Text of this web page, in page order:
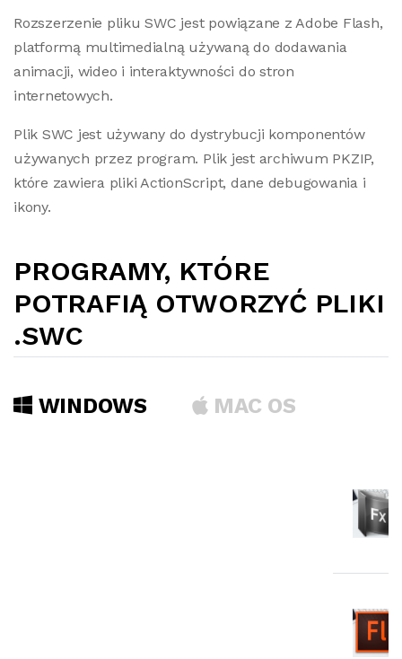
Rozszerzenie pliku SWC jest powiązane z Adobe Flash,
platformą multimedialną używaną do dodawania
animacji, wideo i interaktywności do stron
internetowych.
Plik SWC jest używany do dystrybucji komponentów
używanych przez program. Plik jest archiwum PKZIP,
które zawiera pliki ActionScript, dane debugowania i
ikony.
PROGRAMY, KTÓRE
POTRAFIĄ OTWORZYĆ PLIKI
.SWC
WINDOWS MAC OS